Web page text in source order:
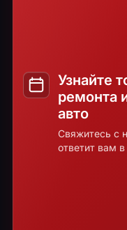
Узнайте
ремонта
авто
Свяжитесь с
ответит вам